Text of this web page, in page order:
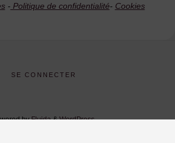
- Politique de confidentialité- Cookies
SE CONNECTER
byFluida&WordPress.